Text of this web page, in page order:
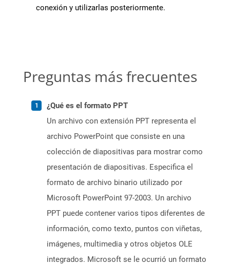
conexión y utilizarlas posteriormente.
Preguntas más frecuentes
¿Qué es el formato PPT
Un archivo con extensión PPT representa el
archivo PowerPoint que consiste en una
colección de diapositivas para mostrar como
presentación de diapositivas. Especifica el
formato de archivo binario utilizado por
Microsoft PowerPoint 97-2003. Un archivo
PPT puede contener varios tipos diferentes de
información, como texto, puntos con viñetas,
imágenes, multimedia y otros objetos OLE
integrados. Microsoft se le ocurrió un formato